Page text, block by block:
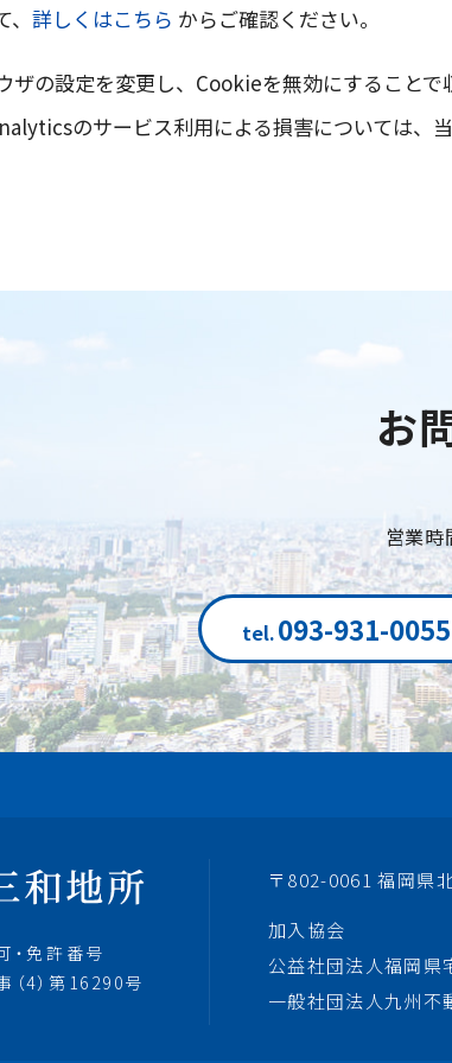
詳しくはこちら からご確認ください。
ザの設定を変更し、Cookieを無効にすることで
のサービス利用による損害については、
お
営業
tel.093-931-0055
・免許番号
（4）第16290号
〒802-0061 福岡県
加入協会
公益社団法人福岡
一般社団法人九州不